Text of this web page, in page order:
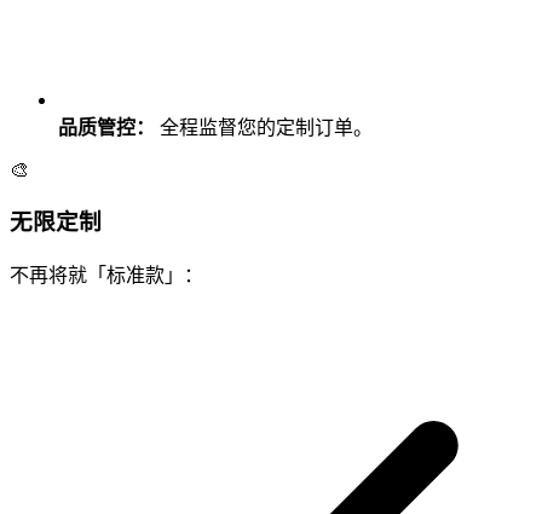
品质管控： 全程监督您的定制订单。
🎨
无限定制
不再将就「标准款」：